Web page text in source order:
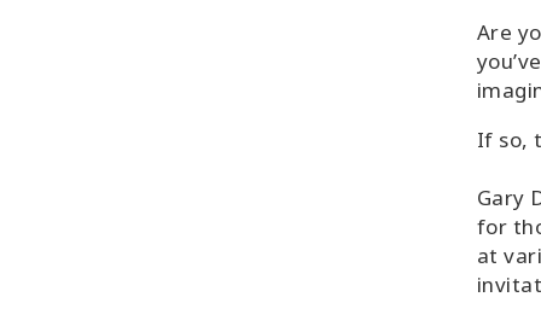
Are
If so,
Gary
for
at